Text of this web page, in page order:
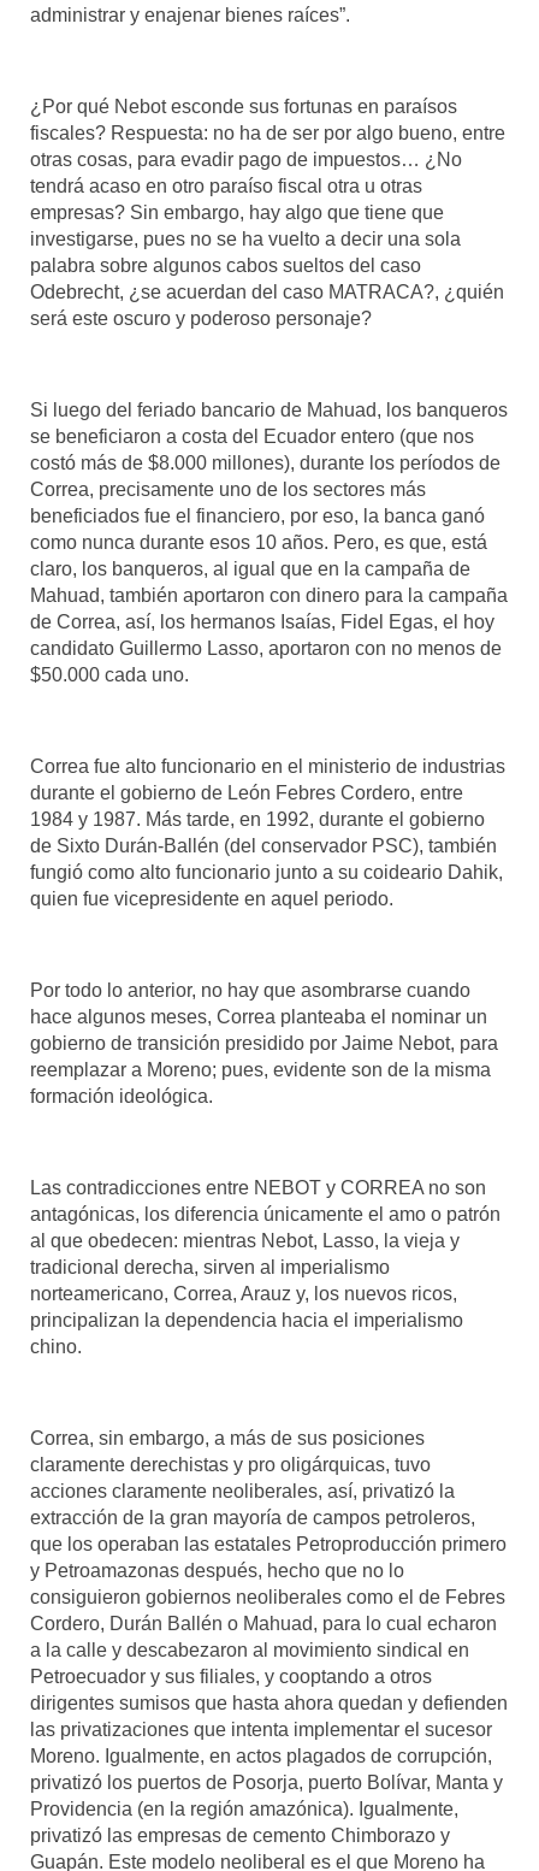
administrar y enajenar bienes raíces”.
¿Por qué Nebot esconde sus fortunas en paraísos
fiscales? Respuesta: no ha de ser por algo bueno, entre
otras cosas, para evadir pago de impuestos… ¿No
tendrá acaso en otro paraíso fiscal otra u otras
empresas? Sin embargo, hay algo que tiene que
investigarse, pues no se ha vuelto a decir una sola
palabra sobre algunos cabos sueltos del caso
Odebrecht, ¿se acuerdan del caso MATRACA?, ¿quién
será este oscuro y poderoso personaje?
Si luego del feriado bancario de Mahuad, los banqueros
se beneficiaron a costa del Ecuador entero (que nos
costó más de $8.000 millones), durante los períodos de
Correa, precisamente uno de los sectores más
beneficiados fue el financiero, por eso, la banca ganó
como nunca durante esos 10 años. Pero, es que, está
claro, los banqueros, al igual que en la campaña de
Mahuad, también aportaron con dinero para la campaña
de Correa, así, los hermanos Isaías, Fidel Egas, el hoy
candidato Guillermo Lasso, aportaron con no menos de
$50.000 cada uno.
Correa fue alto funcionario en el ministerio de industrias
durante el gobierno de León Febres Cordero, entre
1984 y 1987. Más tarde, en 1992, durante el gobierno
de Sixto Durán-Ballén (del conservador PSC), también
fungió como alto funcionario junto a su coideario Dahik,
quien fue vicepresidente en aquel periodo.
Por todo lo anterior, no hay que asombrarse cuando
hace algunos meses, Correa planteaba el nominar un
gobierno de transición presidido por Jaime Nebot, para
reemplazar a Moreno; pues, evidente son de la misma
formación ideológica.
Las contradicciones entre NEBOT y CORREA no son
antagónicas, los diferencia únicamente el amo o patrón
al que obedecen: mientras Nebot, Lasso, la vieja y
tradicional derecha, sirven al imperialismo
norteamericano, Correa, Arauz y, los nuevos ricos,
principalizan la dependencia hacia el imperialismo
chino.
Correa, sin embargo, a más de sus posiciones
claramente derechistas y pro oligárquicas, tuvo
acciones claramente neoliberales, así, privatizó la
extracción de la gran mayoría de campos petroleros,
que los operaban las estatales Petroproducción primero
y Petroamazonas después, hecho que no lo
consiguieron gobiernos neoliberales como el de Febres
Cordero, Durán Ballén o Mahuad, para lo cual echaron
a la calle y descabezaron al movimiento sindical en
Petroecuador y sus filiales, y cooptando a otros
dirigentes sumisos que hasta ahora quedan y defienden
las privatizaciones que intenta implementar el sucesor
Moreno. Igualmente, en actos plagados de corrupción,
privatizó los puertos de Posorja, puerto Bolívar, Manta y
Providencia (en la región amazónica). Igualmente,
privatizó las empresas de cemento Chimborazo y
Guapán. Este modelo neoliberal es el que Moreno ha